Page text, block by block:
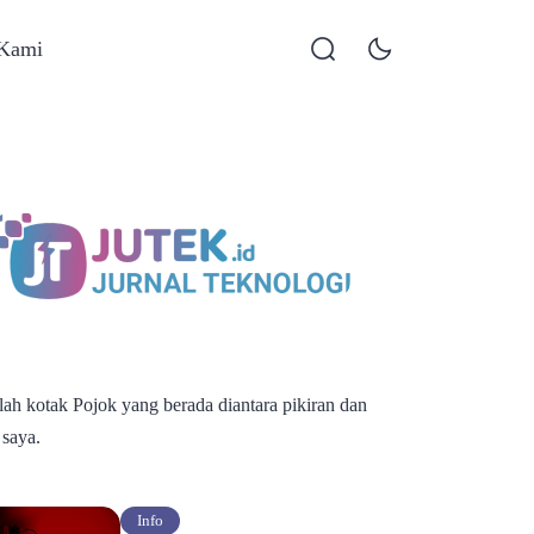
kotak Pojok yang berada diantara pikiran dan
Info